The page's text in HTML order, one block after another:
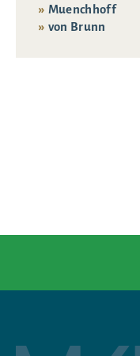
Muenchhoff
von Brunn